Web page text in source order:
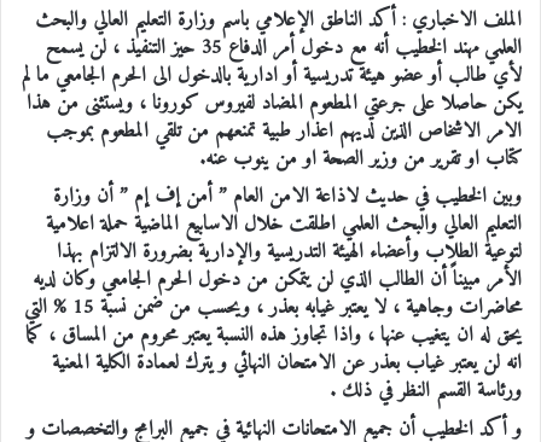
الملف الاخباري : أكد الناطق الإعلامي باسم وزارة التعليم العالي والبحث
العلمي مهند الخطيب أنه مع دخول أمر الدفاع 35 حيز التنفيذ ، لن يسمح
لأي طالب أو عضو هيئة تدريسية أو ادارية بالدخول الى الحرم الجامعي ما لم
يكن حاصلا على جرعتي المطعوم المضاد لفيروس كورونا ، ويستثنى من هذا
الامر الاشخاص الذين لديهم اعذار طبية تمنعهم من تلقي المطعوم بموجب
كتاب او تقرير من وزير الصحة او من ينوب عنه.
وبين الخطيب في حديث لاذاعة الامن العام ” أمن إف إم ” أن وزارة
التعليم العالي والبحث العلمي اطلقت خلال الاسابيع الماضية حملة اعلامية
لتوعية الطلاب وأعضاء الهيئة التدريسية والإدارية بضرورة الالتزام بهذا
الأمر مبيناً أن الطالب الذي لن يتمكن من دخول الحرم الجامعي وكان لديه
محاضرات وجاهية ، لا يعتبر غيابه بعذر ، ويحسب من ضمن نسبة 15 % التي
يحق له ان يتغيب عنها ، واذا تجاوز هذه النسبة يعتبر محروم من المساق ، كما
انه لن يعتبر غياب بعذر عن الامتحان النهائي و يترك لعمادة الكلية المعنية
ورئاسة القسم النظر في ذلك .
و أكد الخطيب أن جميع الامتحانات النهائية في جميع البرامج والتخصصات و